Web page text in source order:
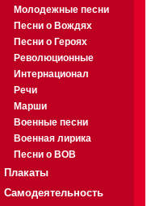
Молодежные песни
Песни о Вождях
Песни о Героях
Революционные
Интернационал
Речи
Марши
Военные песни
Военная лирика
Песни о ВОВ
Плакаты
Самодеятельность